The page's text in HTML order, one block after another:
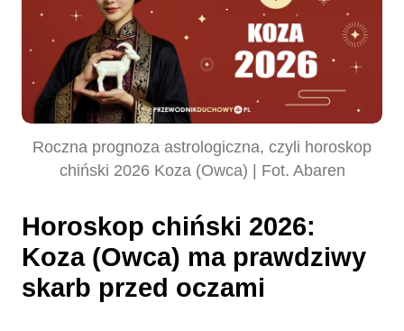
Roczna prognoza astrologiczna, czyli horoskop
chiński 2026 Koza (Owca) | Fot. Abaren
Horoskop chiński 2026:
Koza (Owca) ma prawdziwy
skarb przed oczami